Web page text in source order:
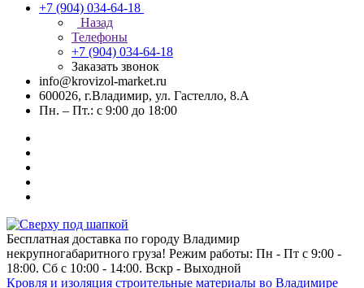
+7 (904) 034-64-18
Назад
Телефоны
+7 (904) 034-64-18
Заказать звонок
info@krovizol-market.ru
600026, г.Владимир, ул. Гастелло, 8.А
Пн. – Пт.: с 9:00 до 18:00
Бесплатная доставка по городу Владимир
некрупногабаритного груза! Режим работы: Пн - Пт с 9:00 -
18:00. Сб с 10:00 - 14:00. Вскр - Выходной
Кровля и изоляция строительные материалы во Владимире